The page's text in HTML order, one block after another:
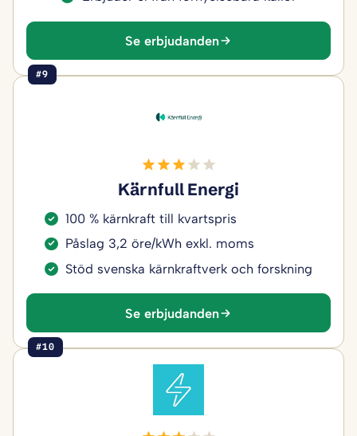
Se erbjudanden
#9
Kärnfull Energi
100 % kärnkraft till kvartspris
Påslag 3,2 öre/kWh exkl. moms
Stöd svenska kärnkraftverk och forskning
Se erbjudanden
#10